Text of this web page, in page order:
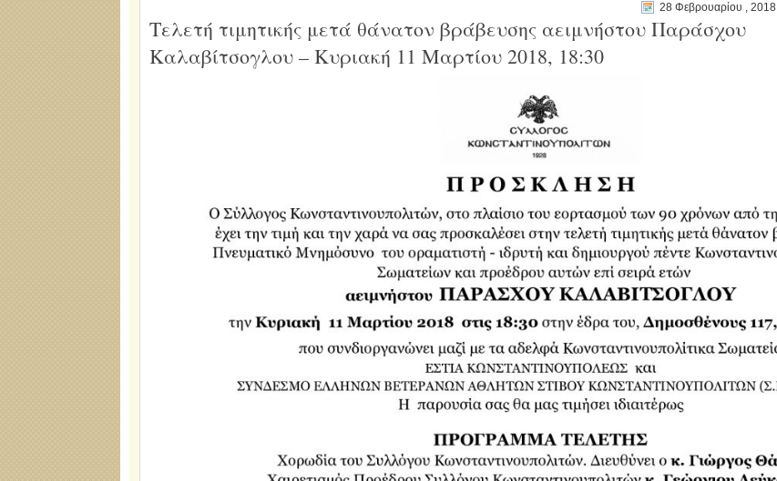
28 Φεβρουαρίου , 2018
Τελετή τιμητικής μετά θάνατον βράβευσης αειμνήστου Παράσχου
Καλαβίτσογλου – Κυριακή 11 Μαρτίου 2018, 18:30